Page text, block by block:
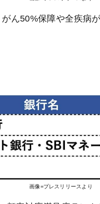
ん50%保障や全疾病
画像=プレスリリースより